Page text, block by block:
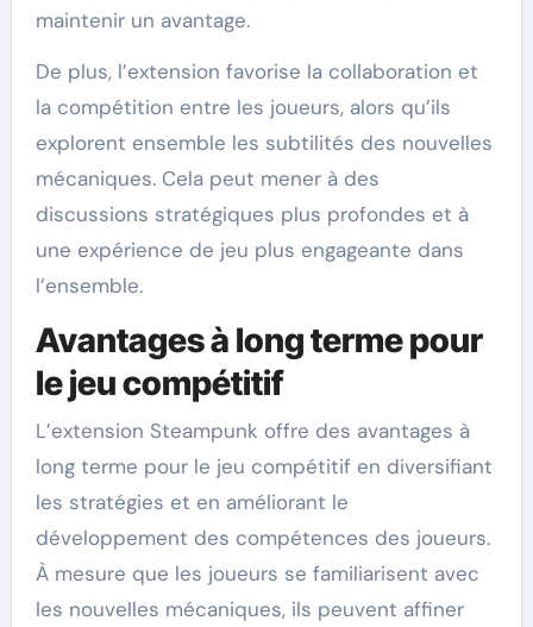
maintenir un avantage.
De plus, l’extension favorise la collaboration et
la compétition entre les joueurs, alors qu’ils
explorent ensemble les subtilités des nouvelles
mécaniques. Cela peut mener à des
discussions stratégiques plus profondes et à
une expérience de jeu plus engageante dans
l’ensemble.
Avantages à long terme pour
le jeu compétitif
L’extension Steampunk offre des avantages à
long terme pour le jeu compétitif en diversifiant
les stratégies et en améliorant le
développement des compétences des joueurs.
À mesure que les joueurs se familiarisent avec
les nouvelles mécaniques, ils peuvent affiner